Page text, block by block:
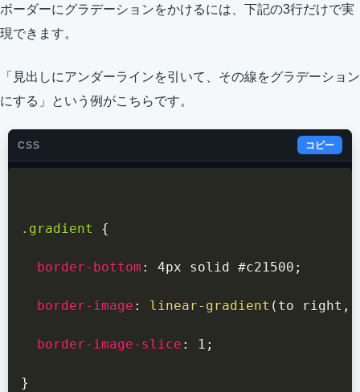
ボーダーにグラデーションをかけるには、下記の3行だけで実
現できます。
「見出しにアンダーラインを引いて、その線をグラデーション
にする」という例がこちらです。
CSS コピー
.gradient {
border-bottom : 4px solid #c21500 ;
border-image : linear-gradient ( to right ,
border-image-slice : 1 ;
}